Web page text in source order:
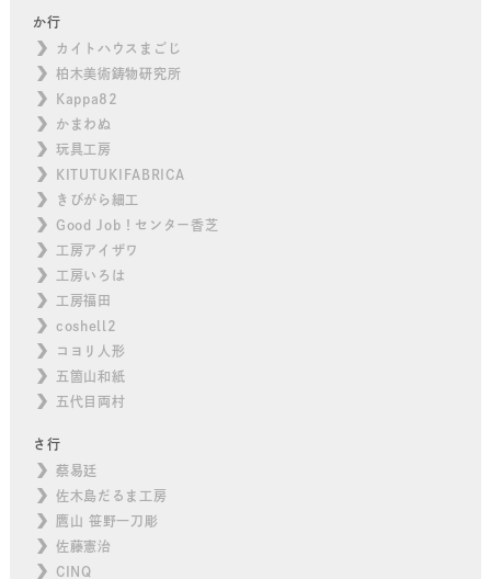
か行
カイトハウスまごじ
柏木美術鋳物研究所
Kappa82
かまわぬ
玩具工房
KITUTUKIFABRICA
きびがら細工
Good Job！センター香芝
工房アイザワ
工房いろは
工房福田
coshell2
コヨリ人形
五箇山和紙
五代目両村
さ行
蔡易廷
佐木島だるま工房
鷹山 笹野一刀彫
佐藤憲治
CINQ